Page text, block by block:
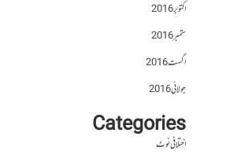
اکتوبر 2016
ستمبر 2016
اگست 2016
جولائی 2016
Categories
اختلافی نوٹ